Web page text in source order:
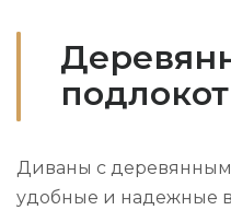
Диваны с
удобные и надежные в